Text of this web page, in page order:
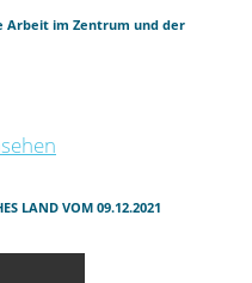
Arbeit im Zentrum und der
LAND VOM 09.12.2021